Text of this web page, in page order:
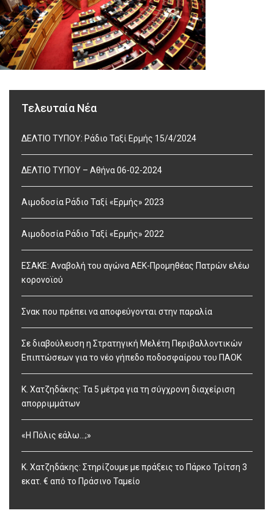
Τελευταία Νέα
ΔΕΛΤΙΟ ΤΥΠΟΥ: Ράδιο Ταξί Ερμής 15/4/2024
ΔΕΛΤΙΟ ΤΥΠΟΥ – Αθήνα 06-02-2024
Αιμοδοσία Ράδιο Ταξί «Ερμής» 2023
Αιμοδοσία Ράδιο Ταξί «Ερμής» 2022
ΕΣΑΚΕ: Αναβολή του αγώνα ΑΕΚ-Προμηθέας Πατρών ελέω
κορονοϊού
Σνακ που πρέπει να αποφεύγονται στην παραλία
Σε διαβούλευση η Στρατηγική Μελέτη Περιβαλλοντικών
Επιπτώσεων για το νέο γήπεδο ποδοσφαίρου του ΠΑΟΚ
Κ. Χατζηδάκης: Τα 5 μέτρα για τη σύγχρονη διαχείριση
απορριμμάτων
«Η Πόλις εάλω…;»
Κ. Χατζηδάκης: Στηρίζουμε με πράξεις το Πάρκο Τρίτση 3
εκατ. € από το Πράσινο Ταμείο